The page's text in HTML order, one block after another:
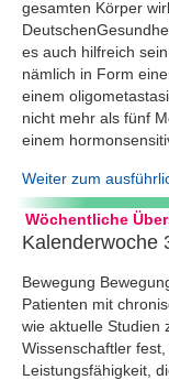
gesamten Körper
es auch hilfreich
nämlich in Form
einem
nicht mehr als fünf
einem
Weiter zum
Wöchentliche
Kalenderwoche
Bewegung
Patienten mit
wie aktuelle Studien
Wissenschaftler
Leistungsfähigkeit,